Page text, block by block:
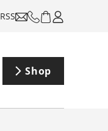
RSS
Shop